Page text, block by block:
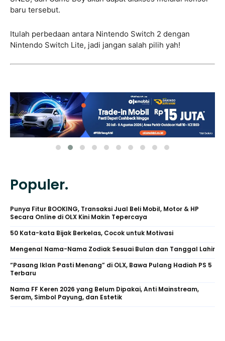
baru tersebut.
Itulah perbedaan antara Nintendo Switch 2 dengan
Nintendo Switch Lite, jadi jangan salah pilih yah!
Populer.
Punya Fitur BOOKING, Transaksi Jual Beli Mobil, Motor & HP
Secara Online di OLX Kini Makin Tepercaya
50 Kata-kata Bijak Berkelas, Cocok untuk Motivasi
Mengenal Nama-Nama Zodiak Sesuai Bulan dan Tanggal Lahir
“Pasang Iklan Pasti Menang” di OLX, Bawa Pulang Hadiah PS 5
Terbaru
Nama FF Keren 2026 yang Belum Dipakai, Anti Mainstream,
Seram, Simbol Payung, dan Estetik